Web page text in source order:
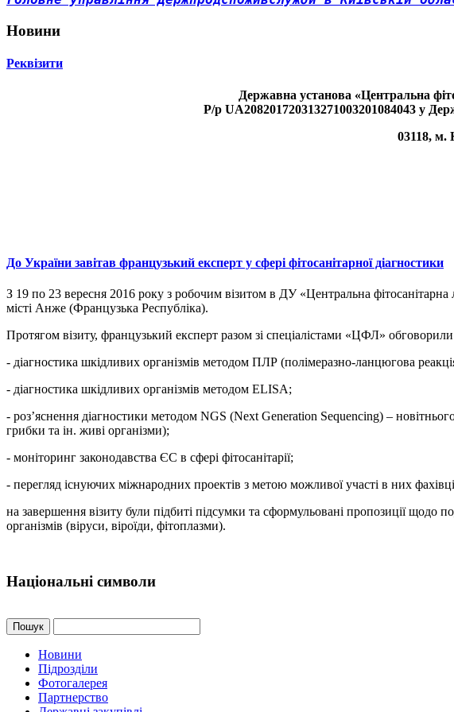
Новини
Реквізити
Державна установа «Центральна
Р/р UA208201720313271003201084043 у
03118, м.
До України завітав французький експерт у сфері фітосанітарної діагностики
З 19 по 23 вересня 2016 року з робочим візитом в ДУ «Центральна
місті Анже (Французька Республіка).
Протягом візиту, французький експерт разом зі спеціалістами «ЦФЛ»
- діагностика шкідливих організмів методом ПЛР (полімеразно-ланцюгова
- діагностика шкідливих організмів методом ELISA;
- роз’яснення діагностики методом NGS (Next Generation Sequencing) –
грибки та ін. живі організми);
- моніторинг законодавства ЄС в сфері фітосанітарії;
- перегляд існуючих міжнародних проектів з метою можливої участі в них
на завершення візиту були підбиті підсумки та сформульовані пропозиції щодо
організмів (віруси, віроїди, фітоплазми).
Національні символи
Пошук
Новини
Підрозділи
Фотогалерея
Партнерство